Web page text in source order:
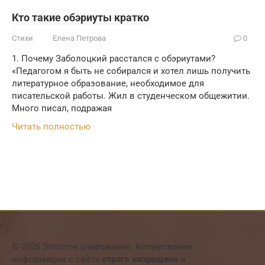
Кто такие обэриуты кратко
Стихи Елена Петрова 0
1. Почему Заболоцкий расстался с обэриутами?
«Педагогом я быть не собирался и хотел лишь получить
литературное образование, необходимое для
писательской работы. Жил в студенческом общежитии.
Много писал, подражая
Читать полностью
© 2026 Золотое очарование. Копирование
информации с сайта строго запрещено и